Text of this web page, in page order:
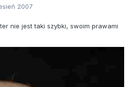
2007
nie jest taki szybki, swoim prawami